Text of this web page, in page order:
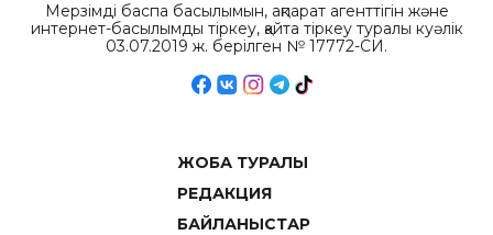
Мерзімді баспа басылымын, ақпарат агенттігін және
интернет-басылымды тіркеу, қайта тіркеу туралы куәлік
03.07.2019 ж. берілген № 17772-СИ.
ЖОБА ТУРАЛЫ
РЕДАКЦИЯ
БАЙЛАНЫСТАР